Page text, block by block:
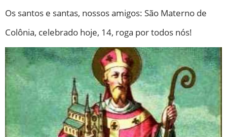
Os santos e santas, nossos amigos: São Materno de
Colônia, celebrado hoje, 14, roga por todos nós!